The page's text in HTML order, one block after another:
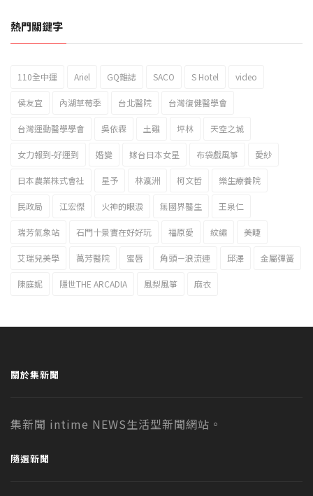
2023新北市北海岸國際風箏節「風在石起」霸氣回歸
熱門關鍵字
110全中運 Ariel GQ雜誌 SACO S Hotel video
侯友宜 內湖草莓季 台北醫院 台灣復健醫學會
台灣運動醫學學會 吳依霖 土雞 坪林 天空之城
女力報到-好運到 婚變 嫁台日本女星 布袋戲風箏 愛紗
日本農業株式會社 星予 林瀛洲 柯文哲 樂生療養院
民政局 江宏傑 火神的眼淚 無國界醫生 王泉仁
瑞芳氣象站 石門十景實在好好玩 福原愛 紋繡 美睫
艾瑞兒美學 萬芳醫院 蜜唇 角頭－浪流連 邱澤 金屬彈簧
陳庭妮 隱世THE ARCADIA 風梨風箏 麻衣
關於集新聞
集新聞 intime NEWS生活型新聞網站。
隨選新聞